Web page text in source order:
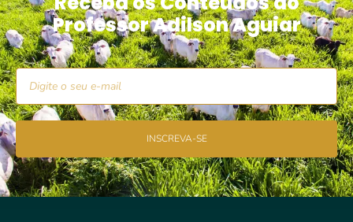
Professor Adilson Aguiar
INSCREVA-SE